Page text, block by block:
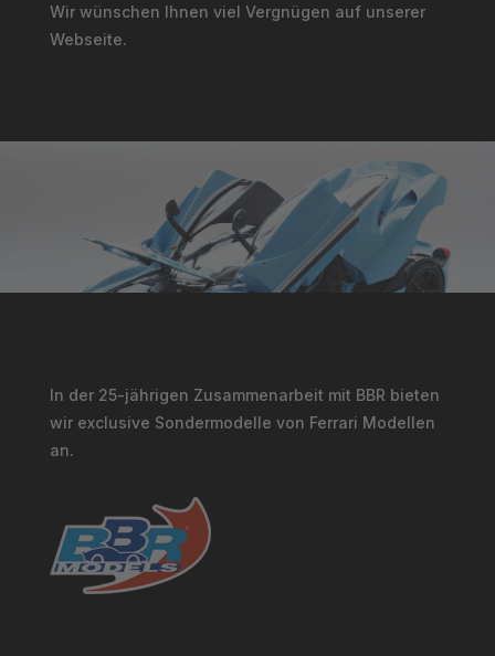
Wir wünschen Ihnen viel Vergnügen auf unserer
Webseite.
In der 25-jährigen Zusammenarbeit mit BBR bieten
wir exclusive Sondermodelle von Ferrari Modellen
an.